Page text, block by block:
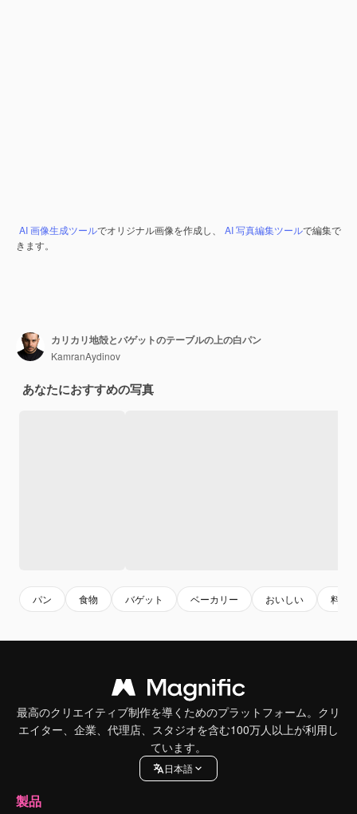
AI 画像生成ツールでオリジナル画像を作成し、 AI 写真編集ツールで編集で
きます。
カリカリ地殻とバゲットのテーブルの上の白パン
KamranAydinov
あなたにおすすめの写真
パン 食物 バゲット ベーカリー おいしい 料理
最高のクリエイティブ制作を導くためのプラットフォーム。クリ
エイター、企業、代理店、スタジオを含む100万人以上が利用し
ています。
日本語
製品